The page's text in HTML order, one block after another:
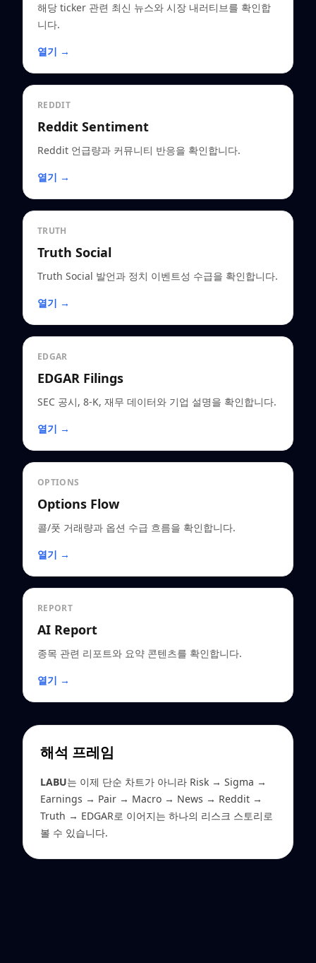
해당 ticker 관련 최신 뉴스와 시장 내러티브를 확인합
니다.
열기 →
REDDIT
Reddit Sentiment
Reddit 언급량과 커뮤니티 반응을 확인합니다.
열기 →
TRUTH
Truth Social
Truth Social 발언과 정치 이벤트성 수급을 확인합니다.
열기 →
EDGAR
EDGAR Filings
SEC 공시, 8-K, 재무 데이터와 기업 설명을 확인합니다.
열기 →
OPTIONS
Options Flow
콜/풋 거래량과 옵션 수급 흐름을 확인합니다.
열기 →
REPORT
AI Report
종목 관련 리포트와 요약 콘텐츠를 확인합니다.
열기 →
해석 프레임
LABU는 이제 단순 차트가 아니라 Risk → Sigma →
Earnings → Pair → Macro → News → Reddit →
Truth → EDGAR로 이어지는 하나의 리스크 스토리로
볼 수 있습니다.